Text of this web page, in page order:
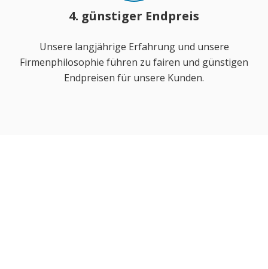
4. günstiger Endpreis
Unsere langjährige Erfahrung und unsere
Firmenphilosophie führen zu fairen und günstigen
Endpreisen für unsere Kunden.